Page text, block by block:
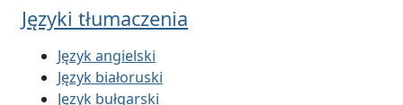
Języki tłumaczenia
Język angielski
Język białoruski
Język bułgarski